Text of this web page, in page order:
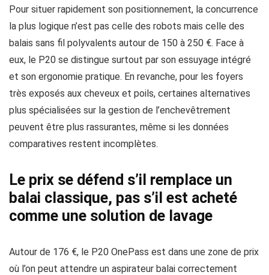
Pour situer rapidement son positionnement, la concurrence
la plus logique n’est pas celle des robots mais celle des
balais sans fil polyvalents autour de 150 à 250 €. Face à
eux, le P20 se distingue surtout par son essuyage intégré
et son ergonomie pratique. En revanche, pour les foyers
très exposés aux cheveux et poils, certaines alternatives
plus spécialisées sur la gestion de l’enchevêtrement
peuvent être plus rassurantes, même si les données
comparatives restent incomplètes.
Le prix se défend s’il remplace un
balai classique, pas s’il est acheté
comme une solution de lavage
Autour de 176 €, le P20 OnePass est dans une zone de prix
où l’on peut attendre un aspirateur balai correctement